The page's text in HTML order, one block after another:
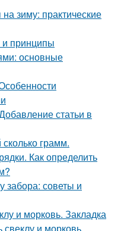
зиму: практические
и принципы
основные
статьи в
грамм.
Как определить
забора: советы и
и морковь. Закладка